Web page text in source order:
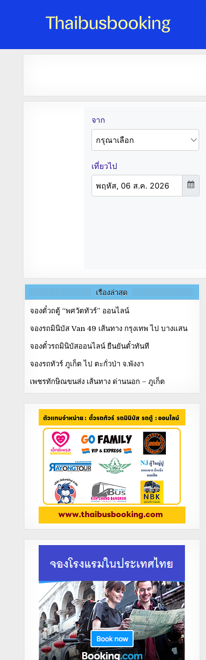
จองตั๋วรถออนไลน์ 24 ชั่วโมง
เรื่องล่าสุด
จองตั๋วถตู้ “พศวัตทัวร์” ออนไลน์
จองรถมินิบัส Van 49 เส้นทาง กรุงเทพ ไป บางแสน
จองตั๋วรถมินิบัสออนไลน์ ยืนยันตั๋วทันที
จองรถทัวร์ ภูเก็ต ไป ตะกั่วป่า จ.พังงา
เพชรทักษิณขนส่ง เส้นทาง ด่านนอก – ภูเก็ต